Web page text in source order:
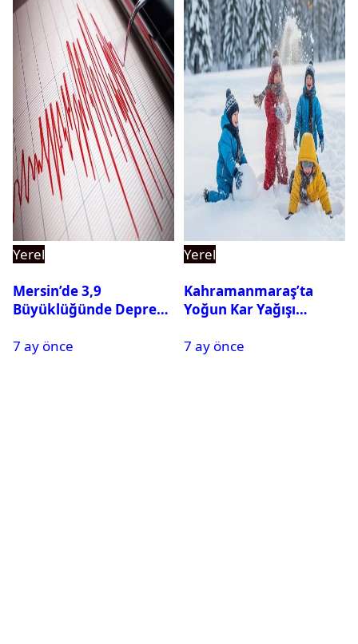
Yerel
Mersin’de 3,9
Büyüklüğünde Deprem
7 ay önce
Yerel
Kahramanmaraş’ta
Yoğun Kar Yağışı
Tatil
7 ay önce